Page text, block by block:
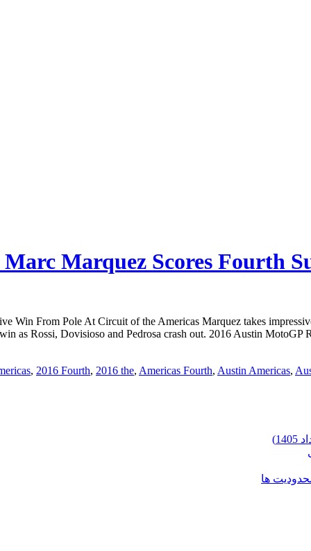
Marc Marquez Scores Fourth
Win From Pole At Circuit of the Americas Marquez takes
as Rossi, Dovisioso and Pedrosa crash out. 2016 Austin MotoGP
, 2016 Fourth, 2016 the, Americas Fourth, Austin Americas,
ها